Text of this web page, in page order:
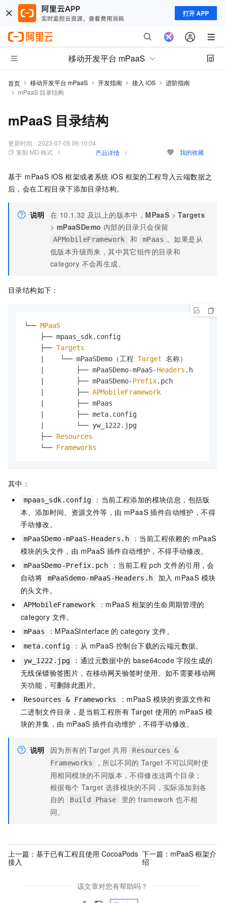
打开 APP
移动开发平台 mPaaS
首页 移动开发平台 mPaaS 开发指南 接入 iOS
进阶指南
mPaaS 目录结构
mPaaS 目录结构
更新时间： 2023-07-05 06:10:04
复制 MD 格式
产品详情 我的收藏
基于 mPaaS iOS 框架或者系统 iOS 框架的工程导入云端数据之
后，会在工程目录下添加目录结构。
说明 在 10.1.32 及以上的版本中， MPaaS >Targets
> mPaaSDemo 内部的目录只会保留
APMobileFramework 和 mPaas 。如果是从
低版本升级而来，其中其它组件的目录和
category 不会再生成。
目录结构如下：
└── MPaaS
    ├── mpaas_sdk.
config
    ├──
Targets
    |    └── mPaaSDemo（工程
Target 名称）
    |        ├── mPaaSDemo-mPaaS-
Headers . h
    |        ├── mPaaSDemo-
Prefix. pch
    |        ├──
APMobileFramework
    |        ├── mPaas
    |        ├── meta.
config
    |        └── yw_1222.
jpg
    ├──
Resources
    └──
Frameworks
其中：
mpaas_sdk.config
：当前工程添加的模块信息，包括版
本、添加时间、资源文件等，由 mPaaS 插件自动维护，不得
手动修改。
mPaaSDemo-mPaaS-Headers.h
：当前工程依赖的 mPaaS
模块的头文件，由 mPaaS 插件自动维护，不得手动修改。
mPaaSDemo-Prefix.pch
：当前工程 pch 文件的引用，会
自动将
mPaaSdemo-mPaaS-Headers.h
加入 mPaaS 模块
的头文件。
APMobileFramework
：mPaaS 框架的生命周期管理的
category 文件。
mPaas ：MPaaSInterface 的 category 文件。
meta.config ：从 mPaaS 控制台下载的云端元数据。
yw_1222.jpg
：通过元数据中的 base64code 字段生成的
无线保镖验签图片，在移动网关验签时使用。如不需要移动网
关功能，可删除此图片。
Resources & Frameworks
：mPaaS 模块的资源文件和
二进制文件目录，是当前工程所有 Target 使用的 mPaaS 模
块的并集，由 mPaaS 插件自动维护，不得手动修改。
说明 因为所有的 Target 共用
Resources &
Frameworks
，所以不同的 Target 不可以同时使
用相同模块的不同版本，不得修改这两个目录；
根据每个 Target 选择模块的不同，实际添加到各
自的
Build Phase
里的 framework 也不相
同。
上一篇： 基于已有工程且使用 CocoaPods
接入
下一篇： mPaaS 框架介
绍
该文章对您有帮助吗？